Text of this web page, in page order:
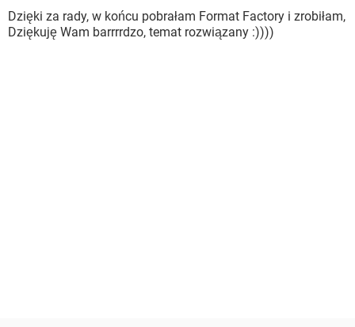
Dzięki za rady, w końcu pobrałam Format Factory i zrobiłam,
Dziękuję Wam barrrrdzo, temat rozwiązany :))))